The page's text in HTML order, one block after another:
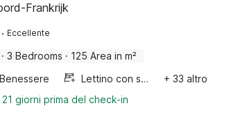
Frankrijk
· Eccellente
· 3 Bedrooms · 125 Area in m²
Benessere Lettino con sponde
+ 33 altro
giorni prima del check-in